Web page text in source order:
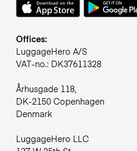
Offices:
LuggageHero A/S
VAT-no.: DK37611328
Århusgade 118,
DK-2150 Copenhagen
Denmark
LuggageHero LLC